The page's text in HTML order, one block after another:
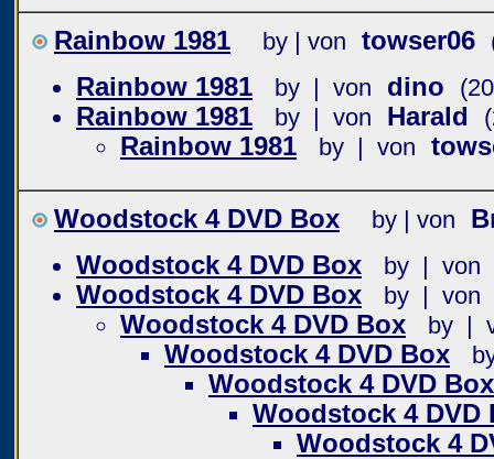
Rainbow 1981
by | von towser06
Rainbow 1981 by | von dino
Rainbow 1981 by | von Harald
Rainbow 1981 by | von
Woodstock 4 DVD Box by | von
Woodstock 4 DVD Box
by | von
Woodstock 4 DVD Box by | von
Woodstock 4 DVD Box by |
Woodstock 4 DVD Box
Woodstock 4 DVD Box
Woodstock 4 DVD
Woodstock 4